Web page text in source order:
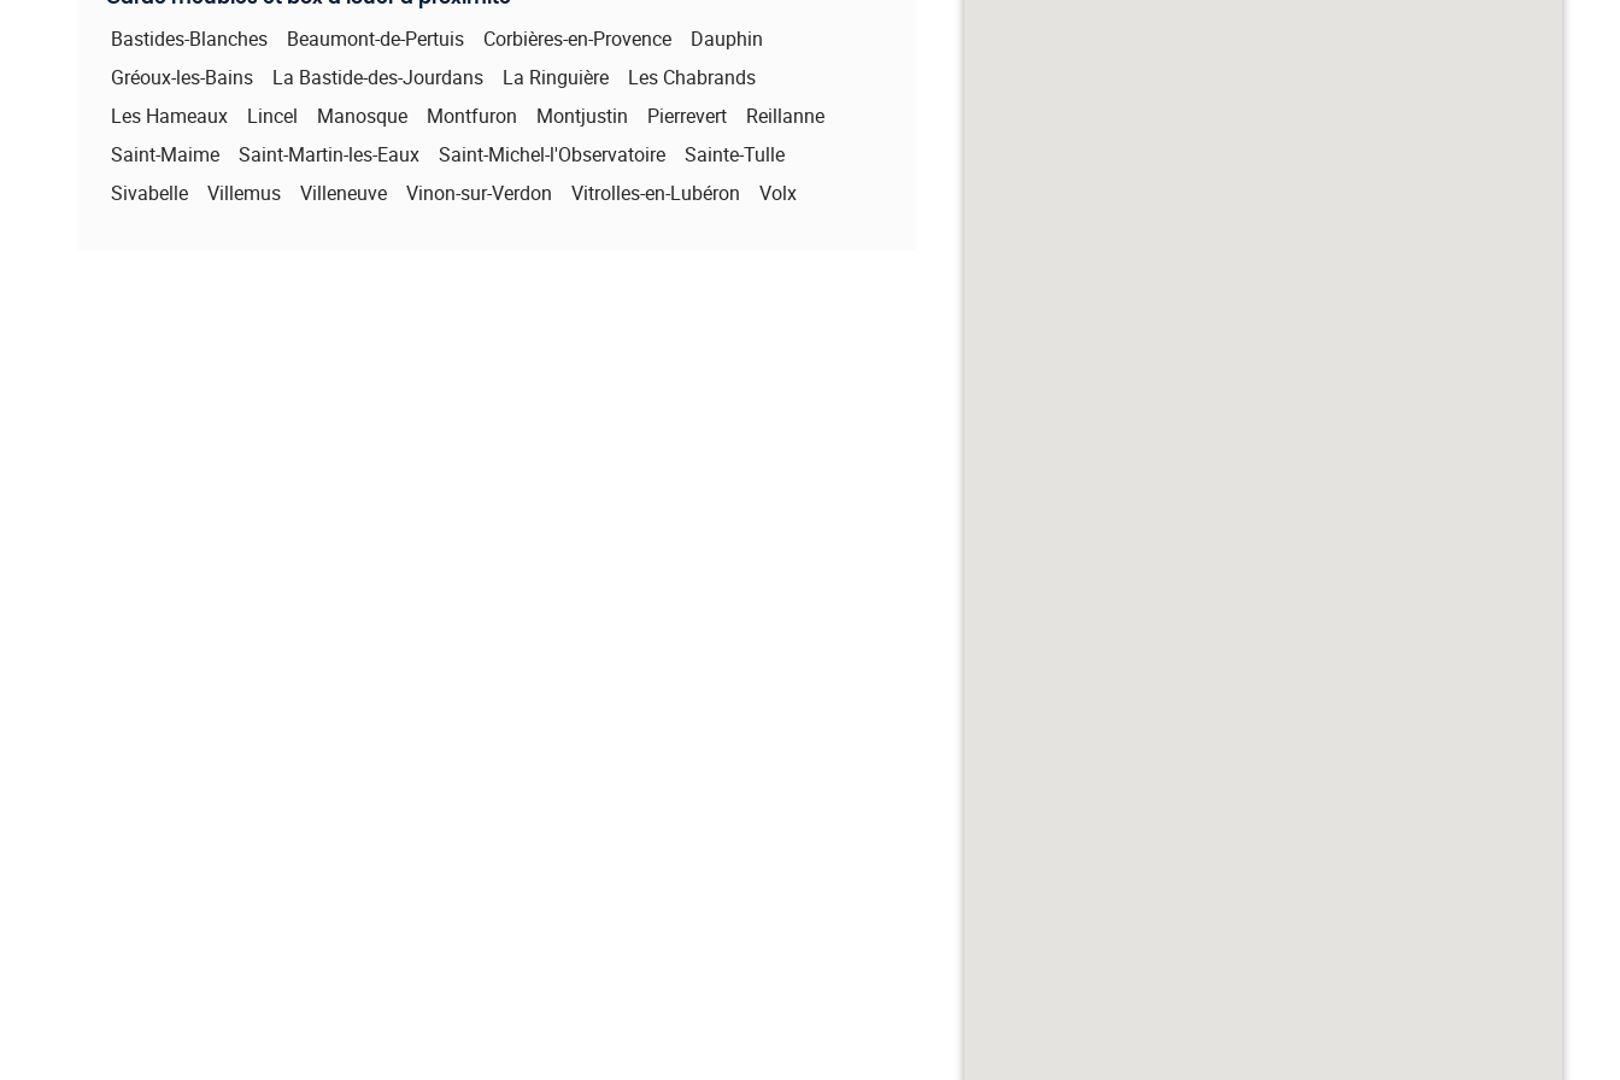
Bastides-Blanches Beaumont-de-Pertuis Corbières-en-Provence
Dauphin
Gréoux-les-Bains
La Bastide-des-Jourdans La Ringuière
Les Chabrands
Les Hameaux
Lincel Manosque Montfuron Montjustin Pierrevert
Reillanne
Saint-Maime
Saint-Martin-les-Eaux Saint-Michel-l'Observatoire
Sainte-Tulle
Sivabelle
Villemus Villeneuve Vinon-sur-Verdon Vitrolles-en-Lubéron Volx